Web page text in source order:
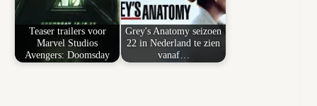
Teaser trailers voor
Marvel Studios
Avengers: Doomsday
Grey's Anatomy seizoen
22 in Nederland te zien
vanaf…